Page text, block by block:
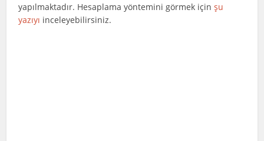
yapılmaktadır. Hesaplama yöntemini görmek içinşu
yazıyı inceleyebilirsiniz.